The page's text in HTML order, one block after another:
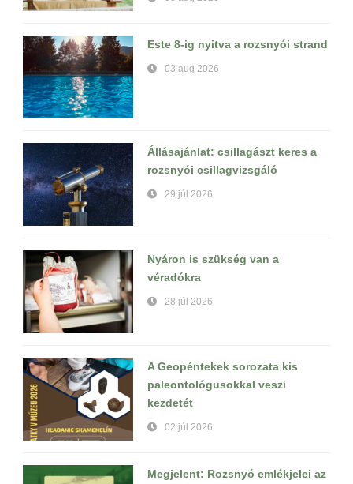
Este 8-ig nyitva a rozsnyói strand
03 aug 2026
Állásajánlat: csillagászt keres a
rozsnyói csillagvizsgáló
29 júl 2026
Nyáron is szükség van a
véradókra
28 júl 2026
A Geopéntekek sorozata kis
paleontológusokkal veszi
kezdetét
02 júl 2026
Megjelent: Rozsnyó emlékjelei az